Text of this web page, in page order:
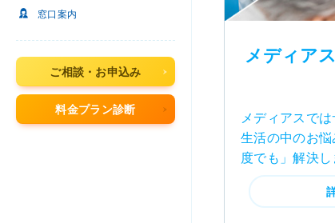
窓口案内
ご相談・お申込み
料金プラン診断
メディア
メディアスでは
生活の中のお
度でも」解決し